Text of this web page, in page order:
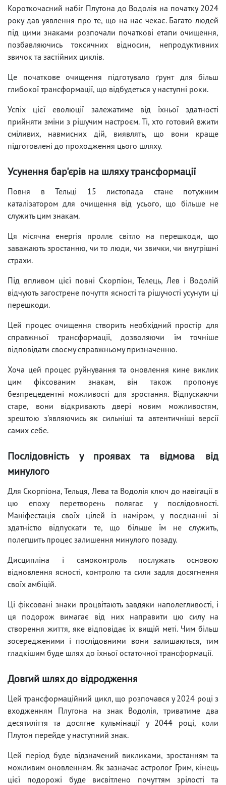
Короткочасний набіг Плутона до Водолія на початку 2024
року дав уявлення про те, що на нас чекає. Багато людей
під цими знаками розпочали початкові етапи очищення,
позбавляючись токсичних відносин, непродуктивних
звичок та застійних циклів.
Це початкове очищення підготувало ґрунт для більш
глибокої трансформації, що відбудеться у наступні роки.
Успіх цієї еволюції залежатиме від їхньої здатності
прийняти зміни з рішучим настроєм. Ті, хто готовий вжити
сміливих, навмисних дій, виявлять, що вони краще
підготовлені до проходження цього шляху.
Усунення бар'єрів на шляху трансформації
Повня в Тельці 15 листопада стане потужним
каталізатором для очищення від усього, що більше не
служить цим знакам.
Ця місячна енергія проллє світло на перешкоди, що
заважають зростанню, чи то люди, чи звички, чи внутрішні
страхи.
Під впливом цієї повні Скорпіон, Телець, Лев і Водолій
відчують загострене почуття ясності та рішучості усунути ці
перешкоди.
Цей процес очищення створить необхідний простір для
справжньої трансформації, дозволяючи їм точніше
відповідати своєму справжньому призначенню.
Хоча цей процес руйнування та оновлення кине виклик
цим фіксованим знакам, він також пропонує
безпрецедентні можливості для зростання. Відпускаючи
старе, вони відкривають двері новим можливостям,
зрештою з'являючись як сильніші та автентичніші версії
самих себе.
Послідовність у проявах та відмова від
минулого
Для Скорпіона, Тельця, Лева та Водолія ключ до навігації в
цю епоху перетворень полягає у послідовності.
Маніфестація своїх цілей із наміром, у поєднанні зі
здатністю відпускати те, що більше їм не служить,
полегшить процес залишення минулого позаду.
Дисципліна і самоконтроль послужать основою
відновлення ясності, контролю та сили задля досягнення
своїх амбіцій.
Ці фіксовані знаки процвітають завдяки наполегливості, і
ця подорож вимагає від них направити цю силу на
створення життя, яке відповідає їх вищій меті. Чим більш
зосередженими і послідовними вони залишаються, тим
гладкішим буде шлях до їхньої остаточної трансформації.
Довгий шлях до відродження
Цей трансформаційний цикл, що розпочався у 2024 році з
входженням Плутона на знак Водолія, триватиме два
десятиліття та досягне кульмінації у 2044 році, коли
Плутон перейде у наступний знак.
Цей період буде відзначений викликами, зростанням та
можливим оновленням. Як зазначає астролог Грим, кінець
цієї подорожі буде висвітлено почуттям зрілості та